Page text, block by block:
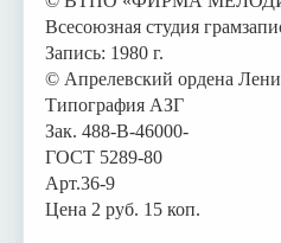
Всесоюзная студия
Запись: 1980 г.
© Апрелевский ордена
Типография АЗГ
Зак. 488-В-46000-
ГОСТ 5289-80
Арт.36-9
Цена 2 руб. 15 коп.